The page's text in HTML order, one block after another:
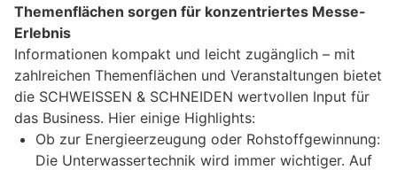
Themenflächen sorgen für konzentriertes Messe-
Erlebnis
Informationen kompakt und leicht zugänglich – mit
zahlreichen Themenflächen und Veranstaltungen bietet
die SCHWEISSEN & SCHNEIDEN wertvollen Input für
das Business. Hier einige Highlights:
Ob zur Energieerzeugung oder Rohstoffgewinnung:
Die Unterwassertechnik wird immer wichtiger. Auf